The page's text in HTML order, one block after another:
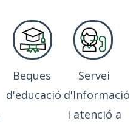
Beques
d'educació
Servei
d'Informació
i atenció a